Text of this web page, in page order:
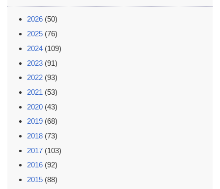
2026 (50)
2025 (76)
2024 (109)
2023 (91)
2022 (93)
2021 (53)
2020 (43)
2019 (68)
2018 (73)
2017 (103)
2016 (92)
2015 (88)